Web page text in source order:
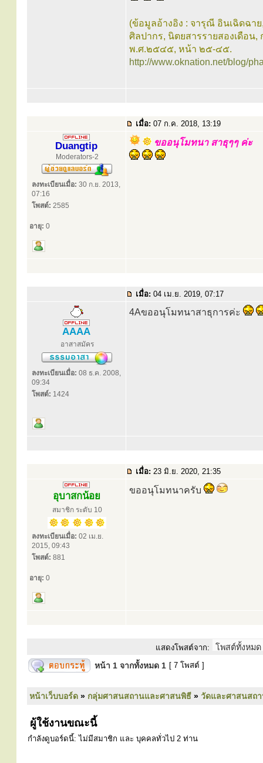
(ข้อมูลอ้างอิง : จารุณี อินเฉิดฉา
ศิลปากร, นิตยสารรายสองเดือน
พ.ศ.๒๕๔๕, หน้า ๒๕-๔๕.
http://www.oknation.net/blog/
เมื่อ: 07 ก.ค. 2018, 13:19
Duangtip
Moderators-2
ลงทะเบียนเมื่อ: 30 ก.ย. 2013,
07:16
โพสต์: 2585
อายุ: 0
ขออนุโมทนา สาธุๆๆ ค่ะ
เมื่อ: 04 เม.ย. 2019, 07:17
AAAA
อาสาสมัคร
ลงทะเบียนเมื่อ: 08 ธ.ค. 2008,
09:34
โพสต์: 1424
4Aขออนุโมทนาสาธุการค่ะ
เมื่อ: 23 มิ.ย. 2020, 21:35
อุบาสกน้อย
สมาชิก ระดับ 10
ลงทะเบียนเมื่อ: 02 เม.ย.
2015, 09:43
โพสต์: 881
อายุ: 0
ขออนุโมทนาครับ
แสดงโพสต์จาก:
หน้า 1 จากทั้งหมด 1 [ 7 โพสต์ ]
หน้าเว็บบอร์ด » กลุ่มศาสนสถานและศาสนพิธี » วัดและศาสนสถ
ผู้ใช้งานขณะนี้
กำลังดูบอร์ดนี้: ไม่มีสมาชิก และ บุคคลทั่วไป 2 ท่าน